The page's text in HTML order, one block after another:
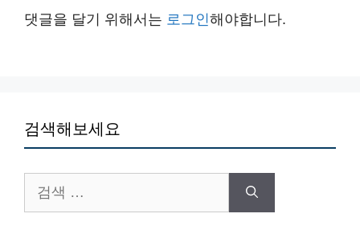
댓글을 달기 위해서는 로그인해야합니다.
검색해보세요
색: